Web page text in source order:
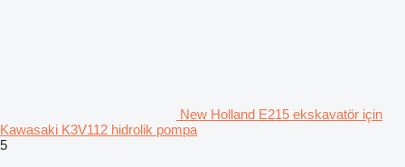
New Holland E215 ekskavatör için
Kawasaki K3V112 hidrolik pompa
5